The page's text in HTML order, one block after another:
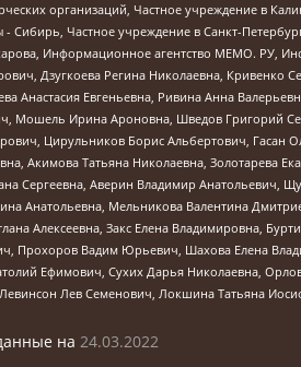
организаций, Частное учреждение в
Сибирь, Частное учреждение в Санкт-
Информационное агентство МЕМО. РУ,
Дзугкоева Регина Николаевна,
Анастасия Евгеньевна, Ривина Анна
Мошель Ирина Ароновна, Шведов Григорий
Цирульников Борис Альбертович,
Акимова Татьяна Николаевна, Золотарева
Сергеевна, Аверин Владимир
Анатольевна, Мельникова Валентина
Алексеевна, Закс Елена Владимировна,
Прохоров Вадим Юрьевич, Шахова Елена
Ефимович, Сухих Дарья Николаевна,
Лев Семенович, Локшина Татьяна
на 24.03.2022